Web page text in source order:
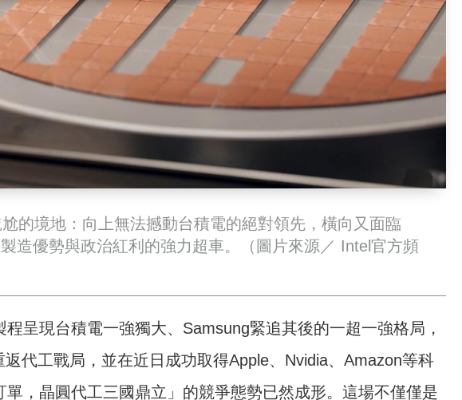
的境地：向上無法撼動台積電的絕對領先，橫向又面臨
造優勢與政治紅利的強力超車。（圖片來源／ Intel官方頻
呈現台積電一強獨大、Samsung緊追其後的一超一強格局，
代工戰局，並在近日成功取得Apple、Nvidia、Amazon等科
單，晶圓代工三國鼎立」的競爭態勢已然成形。這場不僅僅是